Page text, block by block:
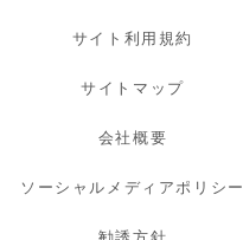
サイト利用規約
サイトマップ
会社概要
ソーシャルメディアポリシー